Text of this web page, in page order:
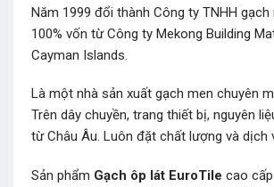
Năm 1999 đổi thành Công ty TNHH
100% vốn từ Công ty Mekong Building
Cayman Islands.
Là một nhà sản xuất gạch men chuyên
Trên dây chuyền, trang thiết bị, nguyên
từ Châu Âu. Luôn đặt chất lượng và dịch
Sản phẩm Gạch ôp lát EuroTile cao